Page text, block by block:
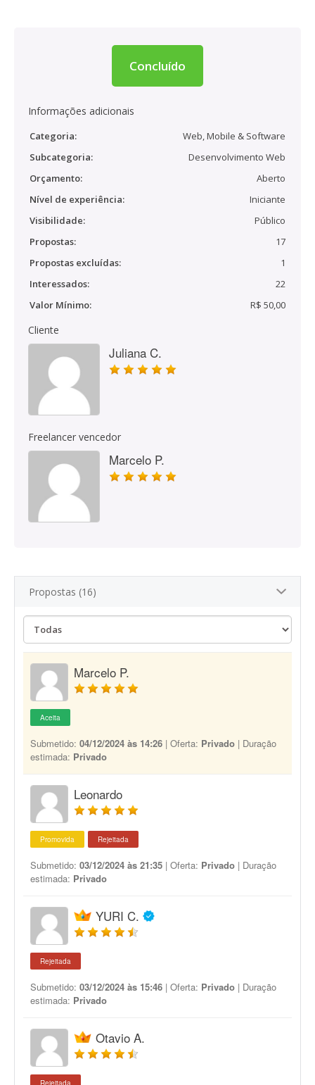
Concluído
Informações adicionais
Categoria:
Web, Mobile & Software
Subcategoria:
Desenvolvimento Web
Orçamento:
Aberto
Nível de experiência:
Iniciante
Visibilidade:
Público
Propostas:
17
Propostas excluídas:
1
Interessados:
22
Valor Mínimo:
R$ 50,00
Cliente
Juliana C.
Freelancer vencedor
Marcelo P.
Propostas (16)
Marcelo P.
Aceita
Submetido: 04/12/2024 às 14:26 | Oferta: Privado | Duração
estimada: Privado
Leonardo
Promovida Rejeitada
Submetido: 03/12/2024 às 21:35 | Oferta: Privado | Duração
estimada: Privado
YURI C.
Rejeitada
Submetido: 03/12/2024 às 15:46 | Oferta: Privado | Duração
estimada: Privado
Otavio A.
Rejeitada